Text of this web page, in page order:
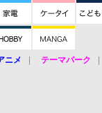
ニメ テーマパーク